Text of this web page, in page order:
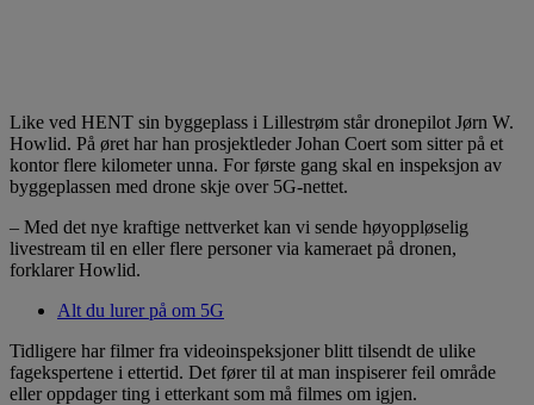
Like ved HENT sin byggeplass i Lillestrøm står dronepilot Jørn W.
Howlid. På øret har han prosjektleder Johan Coert som sitter på et
kontor flere kilometer unna. For første gang skal en inspeksjon av
byggeplassen med drone skje over 5G-nettet.
– Med det nye kraftige nettverket kan vi sende høyoppløselig
livestream til en eller flere personer via kameraet på dronen,
forklarer Howlid.
Alt du lurer på om 5G
Tidligere har filmer fra videoinspeksjoner blitt tilsendt de ulike
fagekspertene i ettertid. Det fører til at man inspiserer feil område
eller oppdager ting i etterkant som må filmes om igjen.